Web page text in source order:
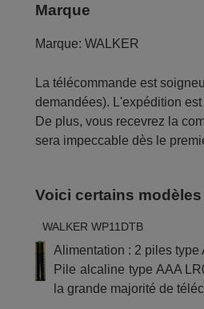
Marque
Marque: WALKER
La télécommande est
demandées). L'expédition
De plus, vous recevrez la
sera impeccable dès le
Voici certains
WALKER WP11DTB
Alimentation : 2 piles type
Pile alcaline type AAA
la grande majorité de